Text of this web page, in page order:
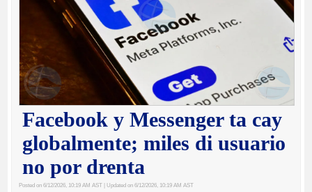
Facebook y Messenger ta cay
globalmente; miles di usuario
no por drenta
Posted on 6/12/2026, 10:19 AM AST | Updated on 6/12/2026, 10:19 AM AST